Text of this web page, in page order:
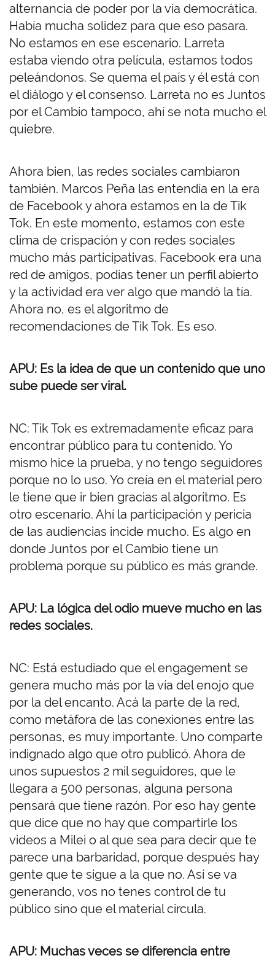
alternancia de poder por la vía democrática.
Había mucha solidez para que eso pasara.
No estamos en ese escenario. Larreta
estaba viendo otra película, estamos todos
peleándonos. Se quema el país y él está con
el diálogo y el consenso. Larreta no es Juntos
por el Cambio tampoco, ahí se nota mucho el
quiebre.
Ahora bien, las redes sociales cambiaron
también. Marcos Peña las entendía en la era
de Facebook y ahora estamos en la de Tik
Tok. En este momento, estamos con este
clima de crispación y con redes sociales
mucho más participativas. Facebook era una
red de amigos, podías tener un perfil abierto
y la actividad era ver algo que mandó la tía.
Ahora no, es el algoritmo de
recomendaciones de Tik Tok. Es eso.
APU: Es la idea de que un contenido que uno
sube puede ser viral.
NC: Tik Tok es extremadamente eficaz para
encontrar público para tu contenido. Yo
mismo hice la prueba, y no tengo seguidores
porque no lo uso. Yo creía en el material pero
le tiene que ir bien gracias al algoritmo. Es
otro escenario. Ahí la participación y pericia
de las audiencias incide mucho. Es algo en
donde Juntos por el Cambio tiene un
problema porque su público es más grande.
APU: La lógica del odio mueve mucho en las
redes sociales.
NC: Está estudiado que el engagement se
genera mucho más por la vía del enojo que
por la del encanto. Acá la parte de la red,
como metáfora de las conexiones entre las
personas, es muy importante. Uno comparte
indignado algo que otro publicó. Ahora de
unos supuestos 2 mil seguidores, que le
llegara a 500 personas, alguna persona
pensará que tiene razón. Por eso hay gente
que dice que no hay que compartirle los
videos a Milei o al que sea para decir que te
parece una barbaridad, porque después hay
gente que te sigue a la que no. Así se va
generando, vos no tenes control de tu
público sino que el material circula.
APU: Muchas veces se diferencia entre